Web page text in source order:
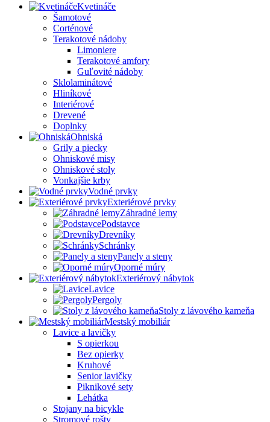
Kvetináče
Šamotové
Corténové
Terakotové nádoby
Limoniere
Terakotové amfory
Guľovité nádoby
Sklolaminátové
Hliníkové
Interiérové
Drevené
Doplnky
Ohniská
Grily a piecky
Ohniskové misy
Ohniskové stoly
Vonkajšie krby
Vodné prvky
Exteriérové prvky
Záhradné lemy
Podstavce
Drevníky
Schránky
Panely a steny
Oporné múry
Exteriérový nábytok
Lavice
Pergoly
Stoly z lávového kameňa
Mestský mobiliár
Lavice a lavičky
S opierkou
Bez opierky
Kruhové
Senior lavičky
Piknikové sety
Lehátka
Stojany na bicykle
Stromové rošty